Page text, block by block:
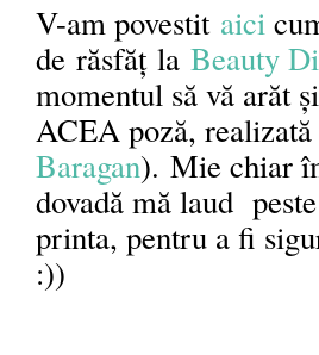
V-am povestit aici
de răsfățla Beauty
momentul să vă arăt
ACEA poză,
Baragan). Mie chiar
dovadă mă laud
printa, pentru a fi
:))